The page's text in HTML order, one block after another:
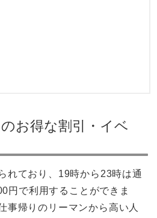
お得な割引・イベ
れており、19時から23時は通
円で利用することができま
事帰りのリーマンから高い人